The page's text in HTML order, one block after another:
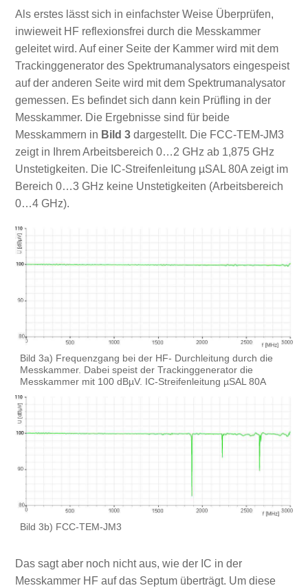
Als erstes lässt sich in einfachster Weise Überprüfen,
inwieweit HF reflexionsfrei durch die Messkammer
geleitet wird. Auf einer Seite der Kammer wird mit dem
Trackinggenerator des Spektrumanalysators eingespeist
auf der anderen Seite wird mit dem Spektrumanalysator
gemessen. Es befindet sich dann kein Prüfling in der
Messkammer. Die Ergebnisse sind für beide
Messkammern in Bild 3dargestellt. Die FCC-TEM-JM3
zeigt in Ihrem Arbeitsbereich 0…2 GHz ab 1,875 GHz
Unstetigkeiten. Die IC-Streifenleitung µSAL 80A zeigt im
Bereich 0…3 GHz keine Unstetigkeiten (Arbeitsbereich
0…4 GHz).
Bild 3a) Frequenzgang bei der HF- Durchleitung durch die
Messkammer. Dabei speist der Trackinggenerator die
Messkammer mit 100 dBµV. IC-Streifenleitung µSAL 80A
Bild 3b) FCC-TEM-JM3
Das sagt aber noch nicht aus, wie der IC in der
Messkammer HF auf das Septum überträgt. Um diese